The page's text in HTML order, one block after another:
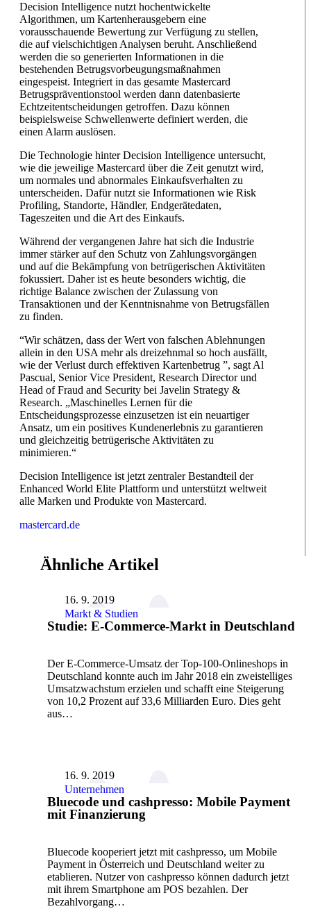
Decision Intelligence nutzt hochentwickelte
Algorithmen, um Kartenherausgebern eine
vorausschauende Bewertung zur Verfügung zu stellen,
die auf vielschichtigen Analysen beruht. Anschließend
werden die so generierten Informationen in die
bestehenden Betrugsvorbeugungsmaßnahmen
eingespeist. Integriert in das gesamte Mastercard
Betrugspräventionstool werden dann datenbasierte
Echtzeitentscheidungen getroffen. Dazu können
beispielsweise Schwellenwerte definiert werden, die
einen Alarm auslösen.
Die Technologie hinter Decision Intelligence untersucht,
wie die jeweilige Mastercard über die Zeit genutzt wird,
um normales und abnormales Einkaufsverhalten zu
unterscheiden. Dafür nutzt sie Informationen wie Risk
Profiling, Standorte, Händler, Endgerätedaten,
Tageszeiten und die Art des Einkaufs.
Während der vergangenen Jahre hat sich die Industrie
immer stärker auf den Schutz von Zahlungsvorgängen
und auf die Bekämpfung von betrügerischen Aktivitäten
fokussiert. Daher ist es heute besonders wichtig, die
richtige Balance zwischen der Zulassung von
Transaktionen und der Kenntnisnahme von Betrugsfällen
zu finden.
“Wir schätzen, dass der Wert von falschen Ablehnungen
allein in den USA mehr als dreizehnmal so hoch ausfällt,
wie der Verlust durch effektiven Kartenbetrug ”, sagt Al
Pascual, Senior Vice President, Research Director und
Head of Fraud and Security bei Javelin Strategy &
Research. „Maschinelles Lernen für die
Entscheidungsprozesse einzusetzen ist ein neuartiger
Ansatz, um ein positives Kundenerlebnis zu garantieren
und gleichzeitig betrügerische Aktivitäten zu
minimieren.“
Decision Intelligence ist jetzt zentraler Bestandteil der
Enhanced World Elite Plattform und unterstützt weltweit
alle Marken und Produkte von Mastercard.
mastercard.de
Ähnliche Artikel
16. 9. 2019
Markt & Studien
Studie: E-Commerce-Markt in Deutschland
Der E-Commerce-Umsatz der Top-100-Onlineshops in
Deutschland konnte auch im Jahr 2018 ein zweistelliges
Umsatzwachstum erzielen und schafft eine Steigerung
von 10,2 Prozent auf 33,6 Milliarden Euro. Dies geht
aus…
16. 9. 2019
Unternehmen
Bluecode und cashpresso: Mobile Payment
mit Finanzierung
Bluecode kooperiert jetzt mit cashpresso, um Mobile
Payment in Österreich und Deutschland weiter zu
etablieren. Nutzer von cashpresso können dadurch jetzt
mit ihrem Smartphone am POS bezahlen. Der
Bezahlvorgang…